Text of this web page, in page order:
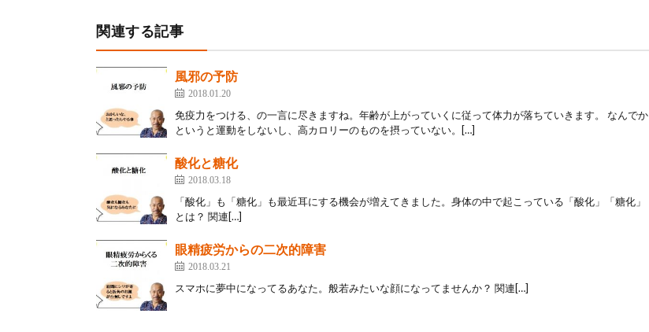
関連する記事
風邪の予防
2018.01.20
免疫力をつける、の一言に尽きますね。年齢が上がっていくに従って体力が落ちていきます。 なんでか
というと運動をしないし、高カロリーのものを摂っていない。[…]
酸化と糖化
2018.03.18
「酸化」も「糖化」も最近耳にする機会が増えてきました。身体の中で起こっている「酸化」「糖化」
とは？ 関連[…]
眼精疲労からの二次的障害
2018.03.21
スマホに夢中になってるあなた。般若みたいな顔になってませんか？ 関連[…]